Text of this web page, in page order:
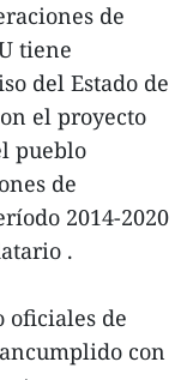
de
tiene
del Estado de
el proyecto
pueblo
de
2014-2020
.
oficiales de
con